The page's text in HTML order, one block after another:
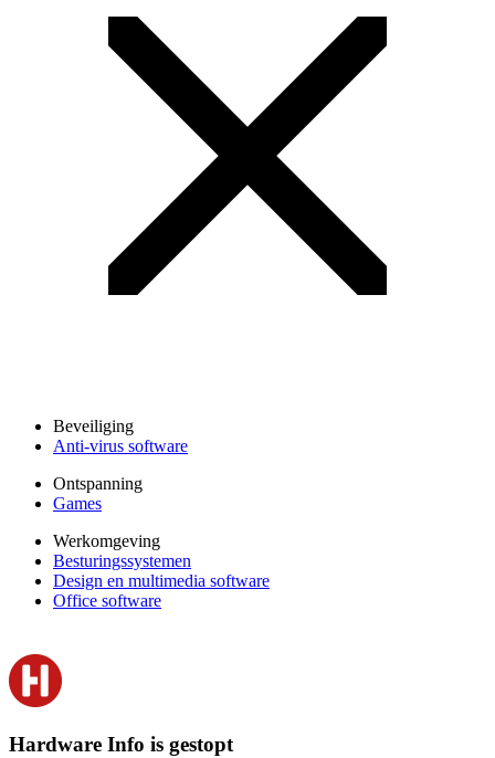
Beveiliging
Anti-virus software
Ontspanning
Games
Werkomgeving
Besturingssystemen
Design en multimedia software
Office software
Hardware Info is gestopt